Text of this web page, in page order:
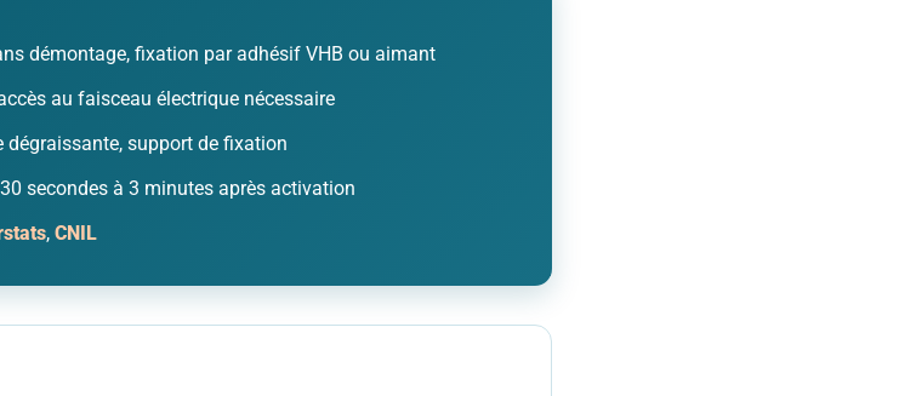
démontage, fixation par adhésif VHB ou aimant
au faisceau électrique nécessaire
support de fixation
secondes à 3 minutes après activation
, CNIL